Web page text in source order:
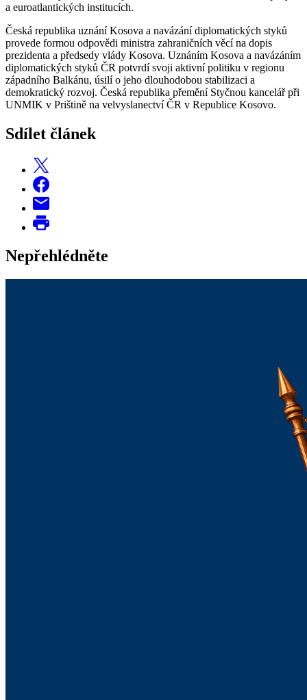
a euroatlantických institucích.
Česká republika uznání Kosova a navázání diplomatických styků
provede formou odpovědi ministra zahraničních věcí na dopis
prezidenta a předsedy vlády Kosova. Uznáním Kosova a navázáním
diplomatických styků ČR potvrdí svoji aktivní politiku v regionu
západního Balkánu, úsilí o jeho dlouhodobou stabilizaci a
demokratický rozvoj. Česká republika přemění Styčnou kancelář při
UNMIK v Prištině na velvyslanectví ČR v Republice Kosovo.
Sdílet článek
Nepřehlédněte